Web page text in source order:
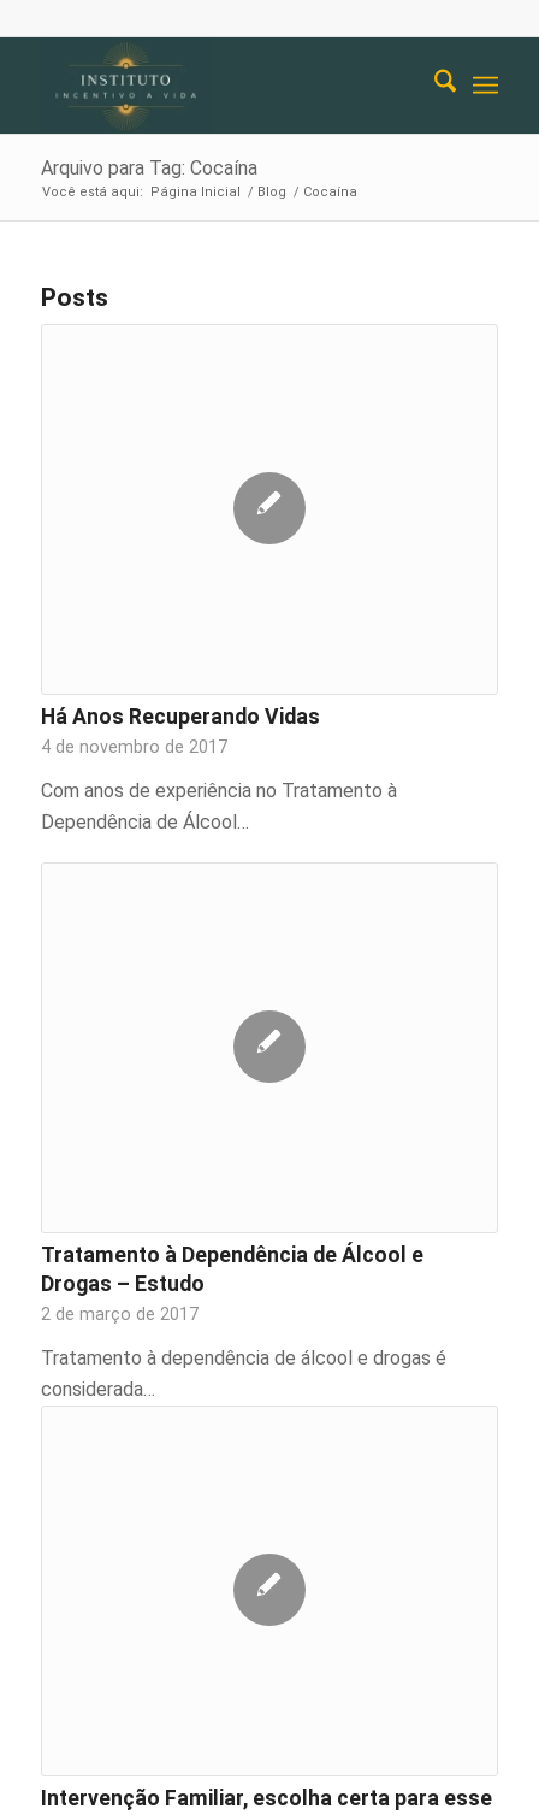
Arquivo para Tag: Cocaí­na
Você está aqui: Página Inicial / Blog / Cocaí­na
Posts
Há Anos Recuperando Vidas
4 de novembro de 2017
Com anos de experiência no Tratamento à
Dependência de Álcool…
Tratamento à Dependência de Álcool e
Drogas – Estudo
2 de março de 2017
Tratamento à dependência de álcool e drogas é
considerada…
Intervenção Familiar, escolha certa para esse